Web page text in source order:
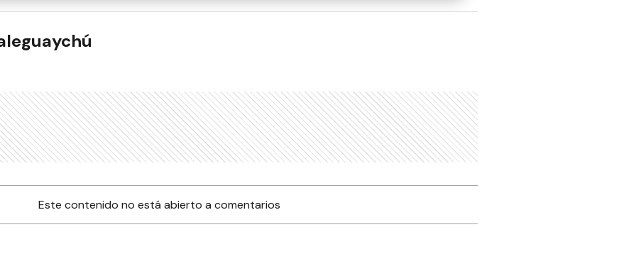
Este contenido no está abierto a comentarios